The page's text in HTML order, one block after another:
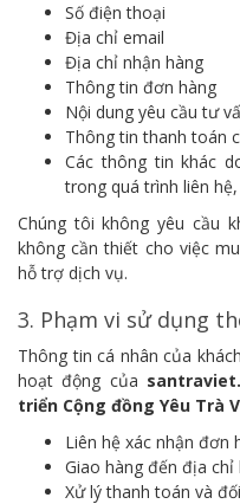
Số điện thoại
Địa chỉ email
Địa chỉ nhận hàng
Thông tin đơn hàng
Nội dung yêu cầu tư
Thông tin thanh toán
Các thông tin khác
trong quá trình liên
Chúng tôi không yêu cầu
không cần thiết cho việc
hỗ trợ dịch vụ.
3. Phạm vi sử dụng
Thông tin cá nhân của
hoạt động của
triển Cộng đồng Yêu Trà
Liên hệ xác nhận đơn
Giao hàng đến địa chỉ
Xử lý thanh toán và